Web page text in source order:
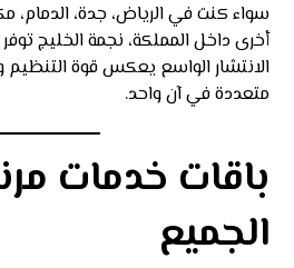
سواء كنت في الرياض، جدة، الدمام،
أخرى داخل المملكة، نجمة الخليج
الانتشار الواسع يعكس قوة التنظيم
متعددة في آن واحد.
باقات خدمات
الجميع